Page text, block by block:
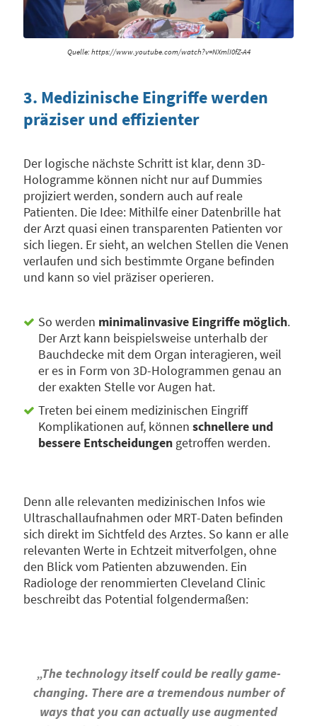
Quelle: https://www.youtube.com/watch?v=NXmlI0fZ-A4
3. Medizinische Eingriffe werden
präziser und effizienter
Der logische nächste Schritt ist klar, denn 3D-
Hologramme können nicht nur auf Dummies
projiziert werden, sondern auch auf reale
Patienten. Die Idee: Mithilfe einer Datenbrille hat
der Arzt quasi einen transparenten Patienten vor
sich liegen. Er sieht, an welchen Stellen die Venen
verlaufen und sich bestimmte Organe befinden
und kann so viel präziser operieren.
So werden minimalinvasive Eingriffe möglich.
Der Arzt kann beispielsweise unterhalb der
Bauchdecke mit dem Organ interagieren, weil
er es in Form von 3D-Hologrammen genau an
der exakten Stelle vor Augen hat.
Treten bei einem medizinischen Eingriff
Komplikationen auf, können schnellere und
bessere Entscheidungen getroffen werden.
Denn alle relevanten medizinischen Infos wie
Ultraschallaufnahmen oder MRT-Daten befinden
sich direkt im Sichtfeld des Arztes. So kann er alle
relevanten Werte in Echtzeit mitverfolgen, ohne
den Blick vom Patienten abzuwenden. Ein
Radiologe der renommierten Cleveland Clinic
beschreibt das Potential folgendermaßen:
„The technology itself could be really game-
changing. There are a tremendous number of
ways that you can actually use augmented